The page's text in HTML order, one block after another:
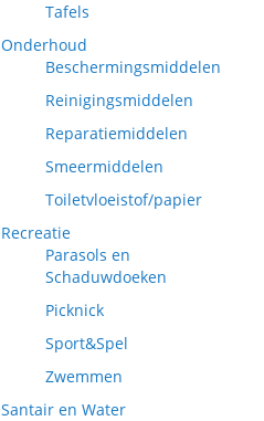
Tafels
Onderhoud
Beschermingsmiddelen
Reinigingsmiddelen
Reparatiemiddelen
Smeermiddelen
Toiletvloeistof/papier
Recreatie
Parasols en
Schaduwdoeken
Picknick
Sport&Spel
Zwemmen
Santair en Water